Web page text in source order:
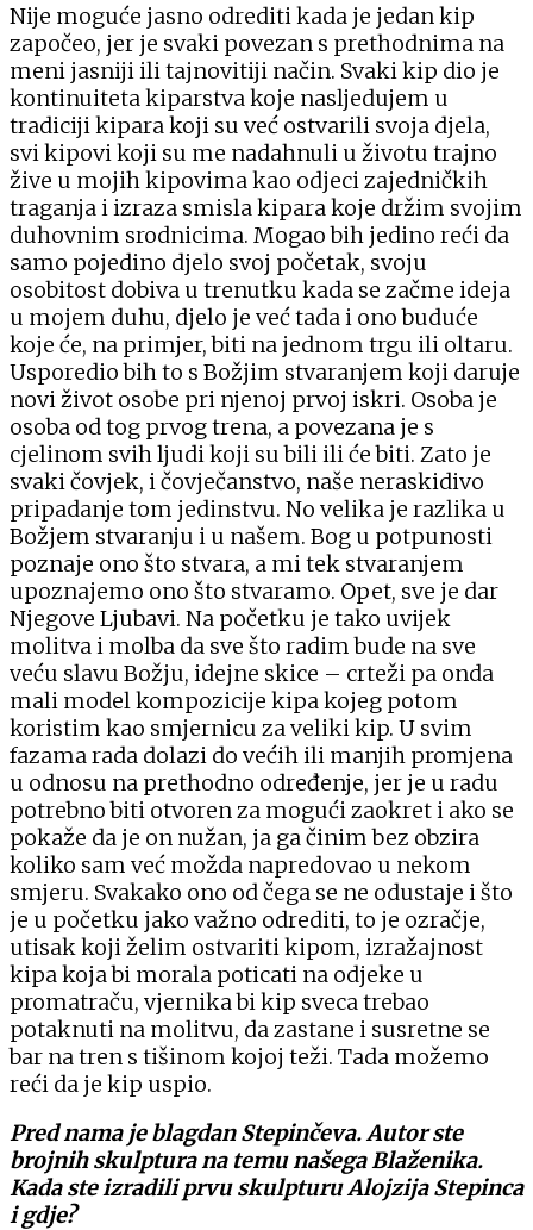
Nije moguće jasno odrediti kada je jedan kip
započeo, jer je svaki povezan s prethodnima na
meni jasniji ili tajnovitiji način. Svaki kip dio je
kontinuiteta kiparstva koje nasljedujem u
tradiciji kipara koji su već ostvarili svoja djela,
svi kipovi koji su me nadahnuli u životu trajno
žive u mojih kipovima kao odjeci zajedničkih
traganja i izraza smisla kipara koje držim svojim
duhovnim srodnicima. Mogao bih jedino reći da
samo pojedino djelo svoj početak, svoju
osobitost dobiva u trenutku kada se začme ideja
u mojem duhu, djelo je već tada i ono buduće
koje će, na primjer, biti na jednom trgu ili oltaru.
Usporedio bih to s Božjim stvaranjem koji daruje
novi život osobe pri njenoj prvoj iskri. Osoba je
osoba od tog prvog trena, a povezana je s
cjelinom svih ljudi koji su bili ili će biti. Zato je
svaki čovjek, i čovječanstvo, naše neraskidivo
pripadanje tom jedinstvu. No velika je razlika u
Božjem stvaranju i u našem. Bog u potpunosti
poznaje ono što stvara, a mi tek stvaranjem
upoznajemo ono što stvaramo. Opet, sve je dar
Njegove Ljubavi. Na početku je tako uvijek
molitva i molba da sve što radim bude na sve
veću slavu Božju, idejne skice – crteži pa onda
mali model kompozicije kipa kojeg potom
koristim kao smjernicu za veliki kip. U svim
fazama rada dolazi do većih ili manjih promjena
u odnosu na prethodno određenje, jer je u radu
potrebno biti otvoren za mogući zaokret i ako se
pokaže da je on nužan, ja ga činim bez obzira
koliko sam već možda napredovao u nekom
smjeru. Svakako ono od čega se ne odustaje i što
je u početku jako važno odrediti, to je ozračje,
utisak koji želim ostvariti kipom, izražajnost
kipa koja bi morala poticati na odjeke u
promatraču, vjernika bi kip sveca trebao
potaknuti na molitvu, da zastane i susretne se
bar na tren s tišinom kojoj teži. Tada možemo
reći da je kip uspio.
Pred nama je blagdan Stepinčeva. Autor ste
brojnih skulptura na temu našega Blaženika.
Kada ste izradili prvu skulpturu Alojzija Stepinca
i gdje?